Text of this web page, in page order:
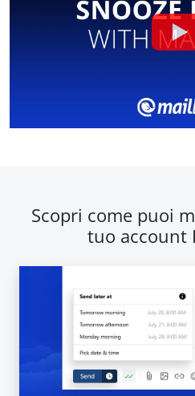
Scopri come puoi
tuo account